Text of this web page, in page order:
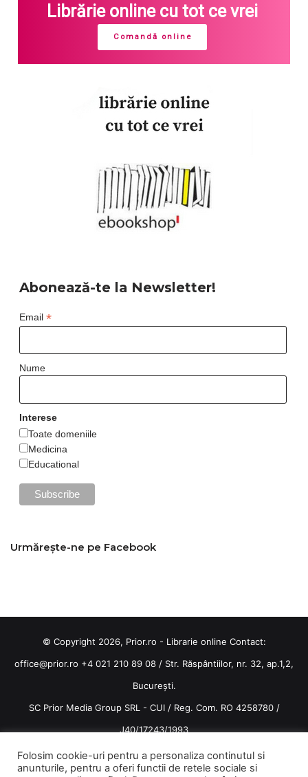
Librărie online cu tot ce vrei
Comandă online
Abonează-te la Newsletter!
Email *
Nume
Interese
Toate domeniile
Medicina
Educational
Urmărește-ne pe Facebook
© Copyright 2026, Prior.ro - Librarie online Contact:
office@prior.ro +4 021 210 89 08 / Str. Răspântiilor, nr. 32, ap.1,2,
București.
SC Prior Media Group SRL - CUI / Reg. Com. RO 4258780 /
J40/17243/1993
Termeni și condiții/ Politica de confidentialitate
Terms and conditions
Folosim cookie-uri pentru a personaliza continutul si
anunturile, pentru a oferi functii de retele sociale si